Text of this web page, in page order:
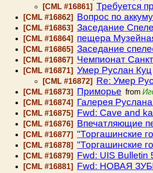
[CML #16861] Требуется
[CML #16862] Вопрос по
[CML #16863] Заседание
[CML #16864] пещера
[CML #16865] Заседание
[CML #16867] Чемпионат
[CML #16871] Умер Руслан Куц
[CML #16872] Re: Умер
[CML #16873] Приморье from
[CML #16874] Галерея
[CML #16875] Fwd: Cave and
[CML #16876] Впечатляющие
[CML #16877] "Торгашинские
[CML #16878] "Торгашинские
[CML #16879] Fwd: UIS Bulletin
[CML #16881] Fwd: НОВАЯ